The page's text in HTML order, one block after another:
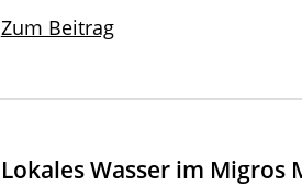
Zum Beitrag
Lokales Wasser im Migros